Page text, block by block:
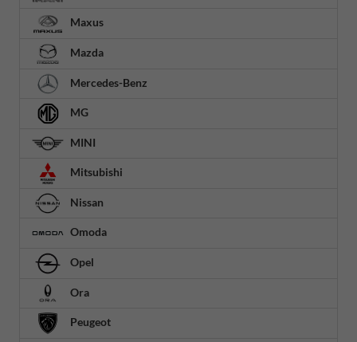
Maxus
Mazda
Mercedes-Benz
MG
MINI
Mitsubishi
Nissan
Omoda
Opel
Ora
Peugeot